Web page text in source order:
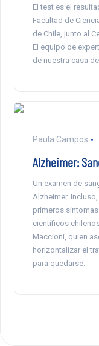
El test es el
Facultad de
de Chile, junto al
El equipo de
de nuestra casa
Paula Campos
Alzheimer:
Un examen de
Alzheimer.
primeros
científicos
Maccioni, quien
horizontalizar el
para quedarse.